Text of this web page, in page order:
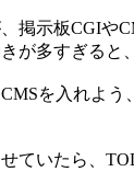
掲示板CGIや
が多すぎる
を入れよ
ていたら、